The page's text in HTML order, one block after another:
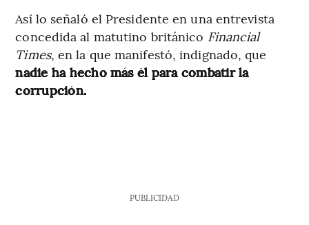
Así lo señaló el Presidente en una entrevista
concedida al matutino británico Financial
Times, en la que manifestó, indignado, que
nadie ha hecho más él para combatir la
corrupción.
PUBLICIDAD